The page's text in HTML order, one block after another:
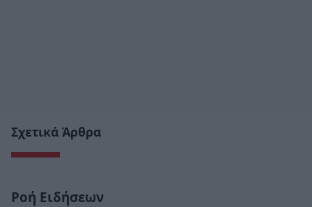
Σχετικά Άρθρα
Ροή Ειδήσεων